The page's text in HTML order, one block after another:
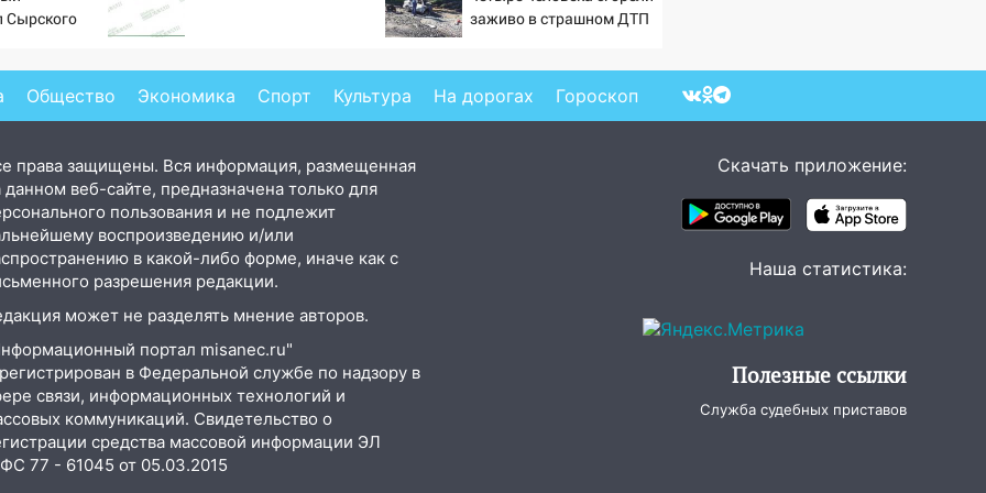
Сырского
заживо в страшном ДТП
Общество Экономика Спорт Культура На дорогах Гороскоп
права защищены. Вся информация, размещенная
данном веб-сайте, предназначена только для
пользования и не подлежит
воспроизведению и/или
в какой-либо форме, иначе как с
разрешения редакции.
может не разделять мнение авторов.
портал misanec.ru"
в Федеральной службе по надзору в
связи, информационных технологий и
коммуникаций. Свидетельство о
средства массовой информации ЭЛ
77 - 61045 от 05.03.2015
Скачать приложение:
Наша статистика:
Полезные ссылки
Служба судебных приставов